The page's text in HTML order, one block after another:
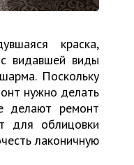
краска,
видавшей виды
Поскольку
нужно делать
делают ремонт
для облицовки
лаконичную